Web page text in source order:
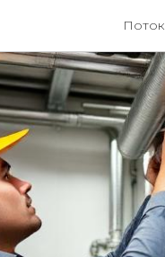
Поток